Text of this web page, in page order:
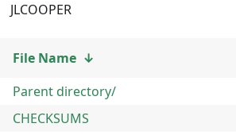
JLCOOPER
File Name ↓
Parent directory/
CHECKSUMS